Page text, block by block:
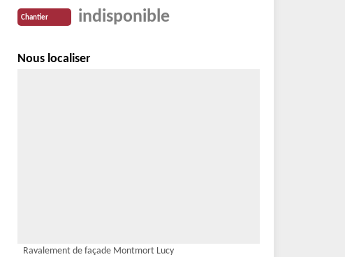
Chantier indisponible
Nous localiser
Ravalement de façade Montmort Lucy